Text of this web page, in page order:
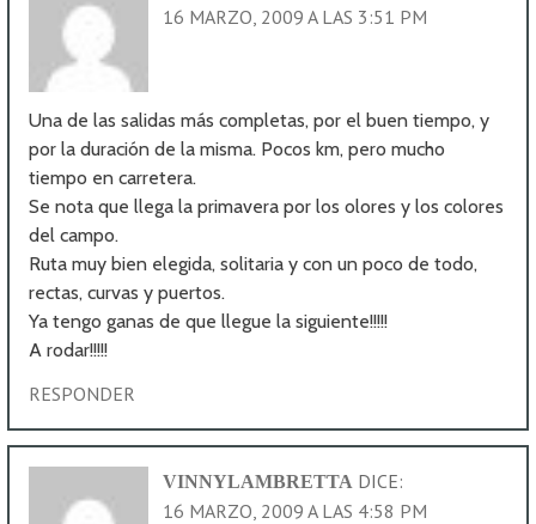
16 MARZO, 2009 A LAS 3:51 PM
Una de las salidas más completas, por el buen tiempo, y
por la duración de la misma. Pocos km, pero mucho
tiempo en carretera.
Se nota que llega la primavera por los olores y los colores
del campo.
Ruta muy bien elegida, solitaria y con un poco de todo,
rectas, curvas y puertos.
Ya tengo ganas de que llegue la siguiente!!!!!
A rodar!!!!!
RESPONDER
VINNYLAMBRETTA DICE:
16 MARZO, 2009 A LAS 4:58 PM